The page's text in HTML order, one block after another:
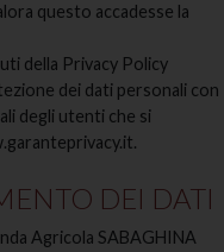
questo accadesse la
della Privacy Policy
dei dati personali con
degli utenti che si
DEI DATI
Agricola SABAGHINA